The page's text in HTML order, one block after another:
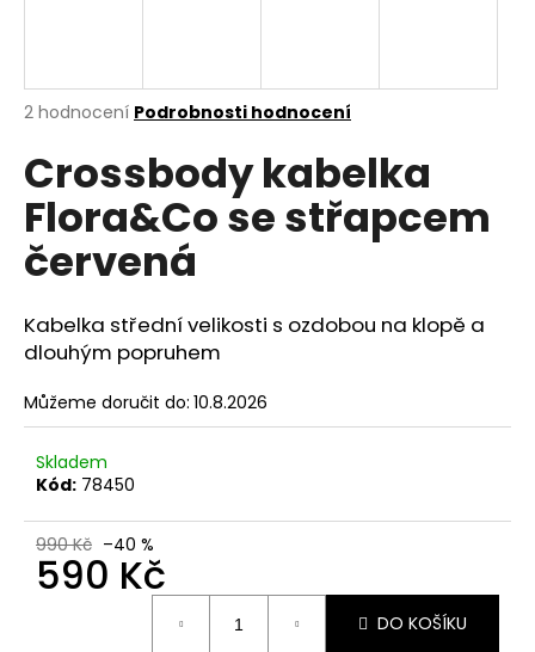
Průměrné
produktu
je
5,0
5
hvězdiček.
2 hodnocení Podrobnosti hodnocení
Crossbody kabelka
Flora&Co se střapcem
červená
Kabelka střední velikosti s ozdobou na klopě a
dlouhým popruhem
Můžeme doručit do: 10.8.2026
Skladem
Kód: 78450
990 Kč –40 %
590 Kč
DO KOŠÍKU
í
t
?
o
p
o
u
č